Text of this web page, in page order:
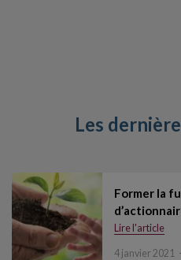
Les
Former la
Lire l'article
4 janvier 2021